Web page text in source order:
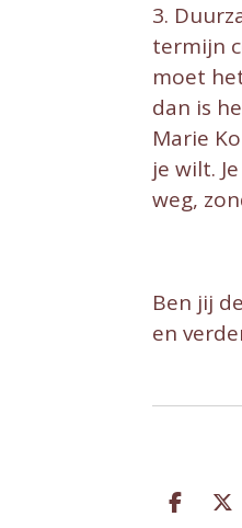
3.
termijn
moet
dan is
Marie
je wilt.
weg,
Ben jij
en
D
D